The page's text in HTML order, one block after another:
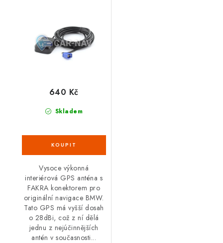
Skladem
640 Kč
Vysoce výkonná
interiérová GPS anténa s
FAKRA konektorem pro
originální navigace BMW.
Tato GPS má vyšší dosah
o 28dBi, což z ní dělá
jednu z nejúčinnějších
antén v současnosti...